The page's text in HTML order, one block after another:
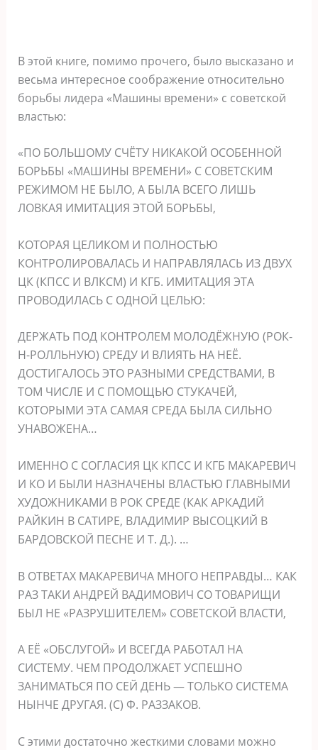
В этой книге, помимо прочего, было высказано и
весьма интересное соображение относительно
борьбы лидера «Машины времени» с советской
властью:
«ПО БОЛЬШОМУ СЧЁТУ НИКАКОЙ ОСОБЕННОЙ
БОРЬБЫ «МАШИНЫ ВРЕМЕНИ» С СОВЕТСКИМ
РЕЖИМОМ НЕ БЫЛО, А БЫЛА ВСЕГО ЛИШЬ
ЛОВКАЯ ИМИТАЦИЯ ЭТОЙ БОРЬБЫ,
КОТОРАЯ ЦЕЛИКОМ И ПОЛНОСТЬЮ
КОНТРОЛИРОВАЛАСЬ И НАПРАВЛЯЛАСЬ ИЗ ДВУХ
ЦК (КПСС И ВЛКСМ) И КГБ. ИМИТАЦИЯ ЭТА
ПРОВОДИЛАСЬ С ОДНОЙ ЦЕЛЬЮ:
ДЕРЖАТЬ ПОД КОНТРОЛЕМ МОЛОДЁЖНУЮ (РОК-
Н-РОЛЛЬНУЮ) СРЕДУ И ВЛИЯТЬ НА НЕЁ.
ДОСТИГАЛОСЬ ЭТО РАЗНЫМИ СРЕДСТВАМИ, В
ТОМ ЧИСЛЕ И С ПОМОЩЬЮ СТУКАЧЕЙ,
КОТОРЫМИ ЭТА САМАЯ СРЕДА БЫЛА СИЛЬНО
УНАВОЖЕНА…
ИМЕННО С СОГЛАСИЯ ЦК КПСС И КГБ МАКАРЕВИЧ
И КО И БЫЛИ НАЗНАЧЕНЫ ВЛАСТЬЮ ГЛАВНЫМИ
ХУДОЖНИКАМИ В РОК СРЕДЕ (КАК АРКАДИЙ
РАЙКИН В САТИРЕ, ВЛАДИМИР ВЫСОЦКИЙ В
БАРДОВСКОЙ ПЕСНЕ И Т. Д.). …
В ОТВЕТАХ МАКАРЕВИЧА МНОГО НЕПРАВДЫ… КАК
РАЗ ТАКИ АНДРЕЙ ВАДИМОВИЧ СО ТОВАРИЩИ
БЫЛ НЕ «РАЗРУШИТЕЛЕМ» СОВЕТСКОЙ ВЛАСТИ,
А ЕЁ «ОБСЛУГОЙ» И ВСЕГДА РАБОТАЛ НА
СИСТЕМУ. ЧЕМ ПРОДОЛЖАЕТ УСПЕШНО
ЗАНИМАТЬСЯ ПО СЕЙ ДЕНЬ — ТОЛЬКО СИСТЕМА
НЫНЧЕ ДРУГАЯ. (С) Ф. РАЗЗАКОВ.
С этими достаточно жесткими словами можно